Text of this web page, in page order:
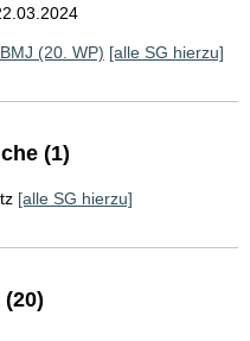
BMJ (20. WP) [alle SG hierzu]
(1)
[alle SG hierzu]